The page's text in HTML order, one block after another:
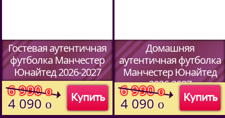
Гостевая аутентичная
футболка Манчестер
Юнайтед 2026-2027
(Код:4561701
Купить
6 990o
4 090 o
Домашняя
аутентичная футболка
Манчестер Юнайтед
2026-2027
(Код:4561701) Купить
6 990o
4 090 o